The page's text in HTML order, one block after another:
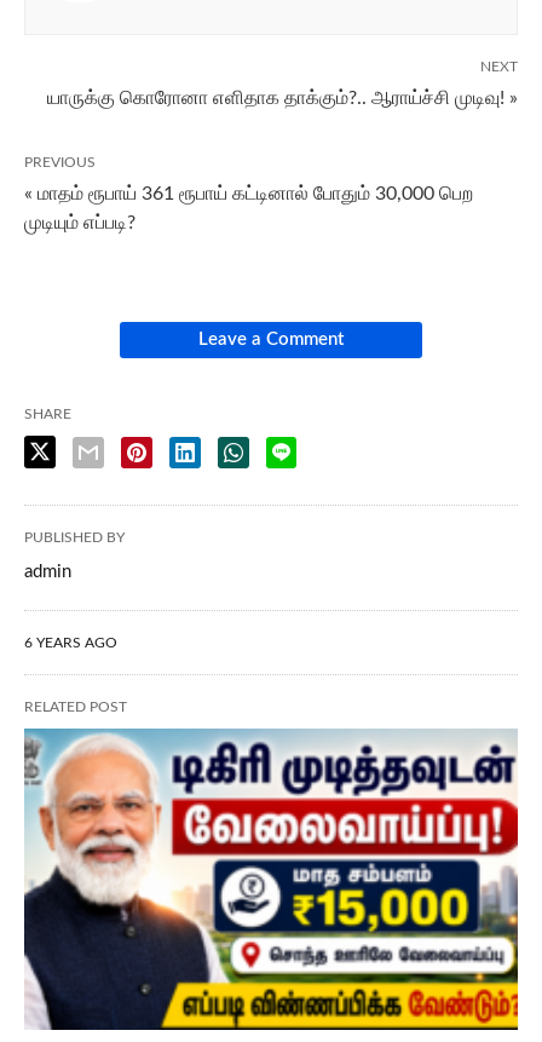
NEXT
யாருக்கு கொரோனா எளிதாக தாக்கும்?.. ஆராய்ச்சி முடிவு! »
PREVIOUS
« மாதம் ரூபாய் 361 ரூபாய் கட்டினால் போதும் 30,000 பெற
முடியும் எப்படி?
Leave a Comment
SHARE
PUBLISHED BY
admin
6 YEARS AGO
RELATED POST